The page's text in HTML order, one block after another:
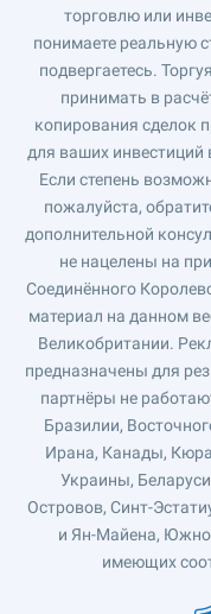
торговлю или
понимаете реальную
подвергаетесь.
принимать в
копирования сделок
для ваших инвестиций
Если степень
пожалуйста,
дополнительной
не нацелены на
Соединённого
материал на данном
Великобритании.
предназначены для
партнёры не
Бразилии,
Ирана, Канады,
Украины,
Островов, Синт-
и Ян-Майена,
имеющих